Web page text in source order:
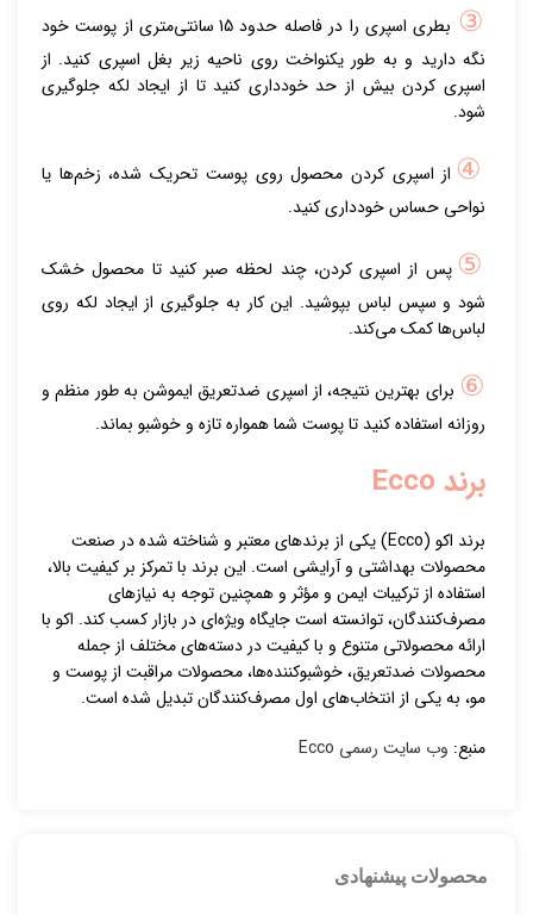
③
بطری اسپری را در فاصله حدود 15 سانتی‌متری از پوست خود
نگه دارید و به طور یکنواخت روی ناحیه زیر بغل اسپری کنید. از
اسپری کردن بیش از حد خودداری کنید تا از ایجاد لکه جلوگیری
شود.
④ از اسپری کردن محصول روی پوست تحریک شده، زخم‌ها یا
نواحی حساس خودداری کنید.
⑤ پس از اسپری کردن، چند لحظه صبر کنید تا محصول خشک
شود و سپس لباس بپوشید. این کار به جلوگیری از ایجاد لکه روی
لباس‌ها کمک می‌کند.
⑥ برای بهترین نتیجه، از اسپری ضدتعریق ایموشن به طور منظم و
روزانه استفاده کنید تا پوست شما همواره تازه و خوشبو بماند.
برند Ecco
برند اکو (Ecco) یکی از برندهای معتبر و شناخته شده در صنعت
محصولات بهداشتی و آرایشی است. این برند با تمرکز بر کیفیت بالا،
استفاده از ترکیبات ایمن و مؤثر و همچنین توجه به نیازهای
مصرف‌کنندگان، توانسته است جایگاه ویژه‌ای در بازار کسب کند. اکو با
ارائه محصولاتی متنوع و با کیفیت در دسته‌های مختلف از جمله
محصولات ضدتعریق، خوشبوکننده‌ها، محصولات مراقبت از پوست و
مو، به یکی از انتخاب‌های اول مصرف‌کنندگان تبدیل شده است.
منبع: وب سایت رسمی Ecco
محصولات پیشنهادی